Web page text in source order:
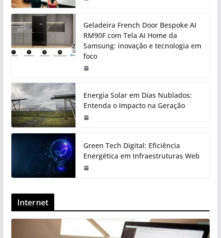
Geladeira French Door Bespoke AI
RM90F com Tela AI Home da
Samsung: inovação e tecnologia em
foco
Energia Solar em Dias Nublados:
Entenda o Impacto na Geração
Green Tech Digital: Eficiência
Energética em Infraestruturas Web
Internet